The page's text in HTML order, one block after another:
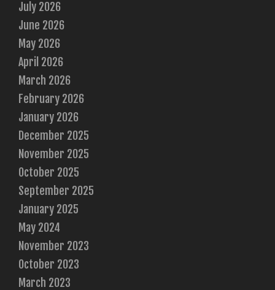
July 2026
June 2026
May 2026
April 2026
March 2026
February 2026
January 2026
December 2025
November 2025
October 2025
September 2025
January 2025
May 2024
November 2023
October 2023
March 2023